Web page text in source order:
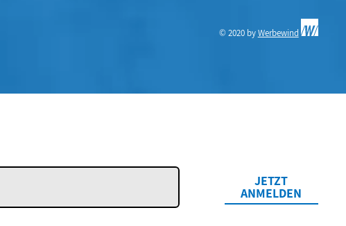
© 2020 byWerbewind
JETZT
ANMELDEN